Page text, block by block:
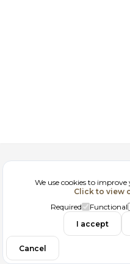
We use cookies to
Click to view
Required
Functional
I accept
Cancel